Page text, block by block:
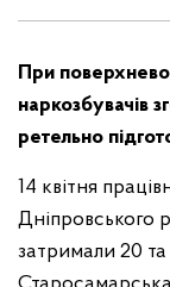
При
наркозбувачів
ретельно
14 квітня
Дніпровського
затримали 20 та